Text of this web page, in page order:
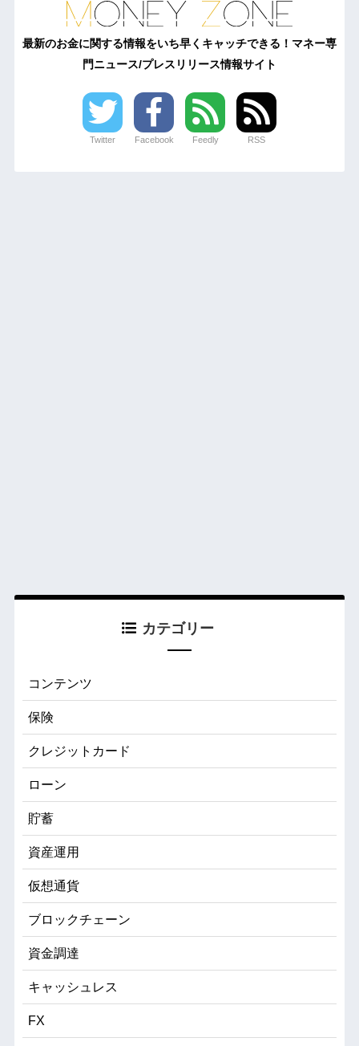
最新のお金に関する情報をいち早くキャッチできる！マネー専
門ニュース/プレスリリース情報サイト
Twitter Facebook Feedly RSS
カテゴリー
コンテンツ
保険
クレジットカード
ローン
貯蓄
資産運用
仮想通貨
ブロックチェーン
資金調達
キャッシュレス
FX